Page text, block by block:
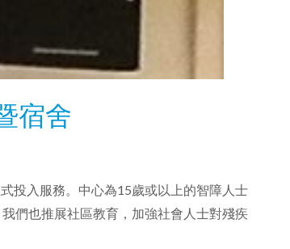
宿舍
投入服務。中心為15歲或以上的智障人士
們也推展社區教育，加強社會人士對殘疾